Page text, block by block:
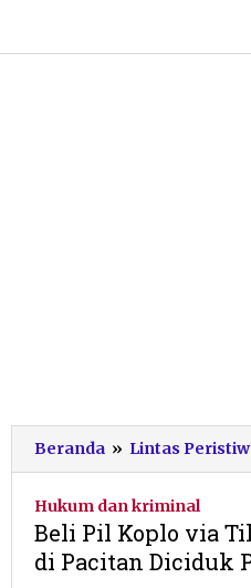
konten
Beranda » Lintas
Hukum dan kriminal
Beli Pil Koplo via
di Pacitan Diciduk